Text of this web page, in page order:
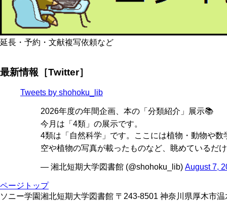
延長・予約・文献複写依頼など
最新情報［Twitter］
Tweets by shohoku_lib
2026年度の年間企画、本の「分類紹介」展示📚
今月は「4類」の展示です。
4類は「自然科学」です。ここには植物・動物や
空や植物の写真が載ったものなど、眺めているだ
— 湘北短期大学図書館 (@shohoku_lib) August 7,
ページトップ
ソニー学園湘北短期大学図書館 〒243-8501 神奈川県厚木市